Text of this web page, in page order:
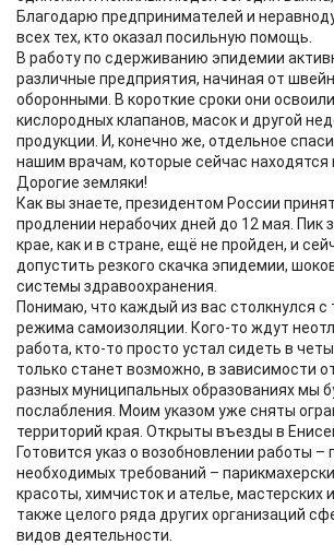
Благодарю предпринимателей и
всех тех, кто оказал посильную помощь.
В работу по сдерживанию эпидемии
различные предприятия, начиная от
оборонными. В короткие сроки они
кислородных клапанов, масок и другой
продукции. И, конечно же, отдельное
нашим врачам, которые сейчас находятся
Дорогие земляки!
Как вы знаете, президентом России
продлении нерабочих дней до 12 мая. Пик
крае, как и в стране, ещё не пройден, и
допустить резкого скачка эпидемии,
системы здравоохранения.
Понимаю, что каждый из вас столкнулся с
режима самоизоляции. Кого-то ждут
работа, кто-то просто устал сидеть в
только станет возможно, в зависимости
разных муниципальных образованиях мы
послабления. Моим указом уже сняты
территорий края. Открыты въезды в
Готовится указ о возобновлении работы –
необходимых требований –
красоты, химчисток и ателье, мастерских
также целого ряда других организаций
видов деятельности.